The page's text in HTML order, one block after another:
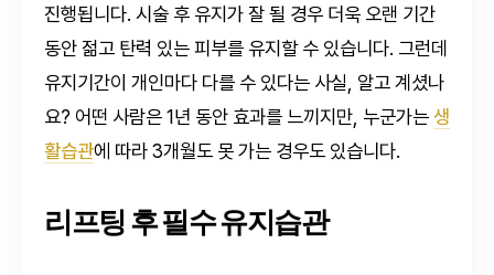
진행됩니다. 시술 후 유지가 잘 될 경우 더욱 오랜 기간
동안 젊고 탄력 있는 피부를 유지할 수 있습니다. 그런데
유지기간이 개인마다 다를 수 있다는 사실, 알고 계셨나
요? 어떤 사람은 1년 동안 효과를 느끼지만, 누군가는생
활습관에 따라 3개월도 못 가는 경우도 있습니다.
리프팅 후 필수 유지습관